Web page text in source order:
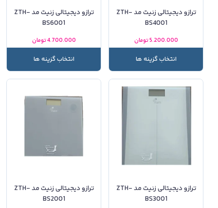
ترازو دیجیتالی زنیت مد ZTH-
BS4001
5.200.000تومان
انتخاب گزینه ها
ترازو دیجیتالی زنیت مد ZTH-
BS6001
4.700.000تومان
انتخاب گزینه ها
ترازو دیجیتالی زنیت مد ZTH-
BS3001
ترازو دیجیتالی زنیت مد ZTH-
BS2001